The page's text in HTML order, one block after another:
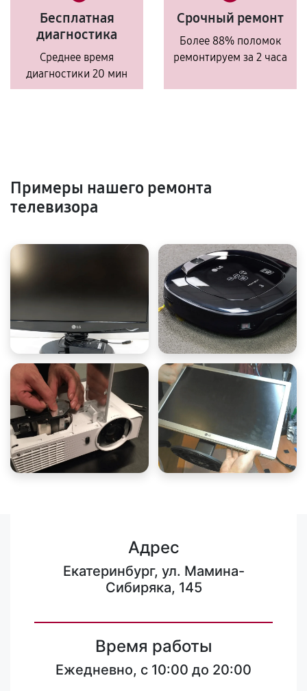
Бесплатная
диагностика
Среднее время
диагностики 20 мин
Срочный ремонт
Более 88% поломок
ремонтируем за 2 часа
Примеры нашего ремонта
телевизора
Адрес
Екатеринбург, ул. Мамина-
Сибиряка, 145
Время работы
Ежедневно, с 10:00 до 20:00